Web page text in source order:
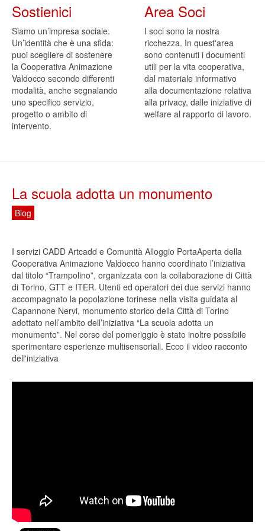
Sostienici
Siamo un’impresa sociale.
Un’identità che è una sfida:
puoi scegliere di sostenere
la Cooperativa Animazione
Valdocco secondo differenti
modalità, anche segnalando
uno specifico servizio,
progetto o ambito di
intervento.
Area Soci
I soci sono la nostra
ricchezza. In quest'area
sono contenuti i documenti
utili per la vita cooperativa,
dal materiale informativo
alla documentazione relativa
alla privacy, dalle iniziative di
welfare al rapporto di lavoro.
La scuola adotta un monumento
Blog
I servizi CADD Artcadd e Comunità Alloggio PortaAperta della
Cooperativa Animazione Valdocco hanno coordinato l’iniziativa
dal titolo “Trampolino”, organizzata con la collaborazione di Città
di Torino, GTT e ITER. Utenti ed operatori dei due servizi hanno
accompagnato la popolazione torinese nella visita guidata al
Capannone Nervi, monumento storico della Città di Torino
adottato nell’ambito dell’iniziativa “La scuola adotta un
monumento”. Nel corso del pomeriggio è stato inoltre possibile
sperimentare esperienze multisensoriali. Ecco il video racconto
dell'iniziativa